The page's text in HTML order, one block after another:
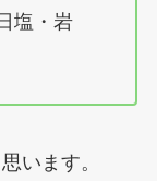
塩・岩
います。